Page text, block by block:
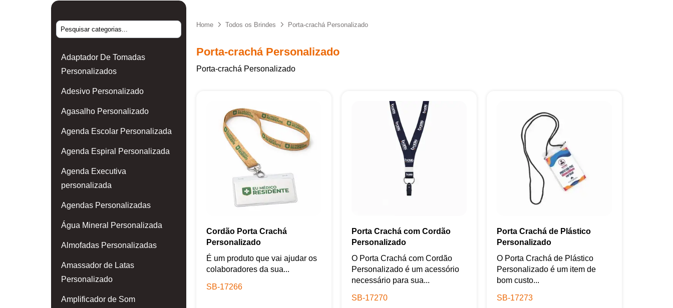
Adaptador De Tomadas
Personalizados
Adesivo Personalizado
Agasalho Personalizado
Agenda Escolar Personalizada
Agenda Espiral Personalizada
Agenda Executiva
personalizada
Agendas Personalizadas
Água Mineral Personalizada
Almofadas Personalizadas
Amassador de Latas
Personalizado
Amplificador de Som
Home Todos os Brindes Porta-crachá Personalizado
Porta-crachá Personalizado
Porta-crachá Personalizado
Cordão Porta Crachá
Personalizado
É um produto que vai ajudar os
colaboradores da sua...
SB-17266
Porta Crachá com Cordão
Personalizado
O Porta Crachá com Cordão
Personalizado é um acessório
necessário para sua...
SB-17270
Porta Crachá de Plástico
Personalizado
O Porta Crachá de Plástico
Personalizado é um item de
bom custo...
SB-17273